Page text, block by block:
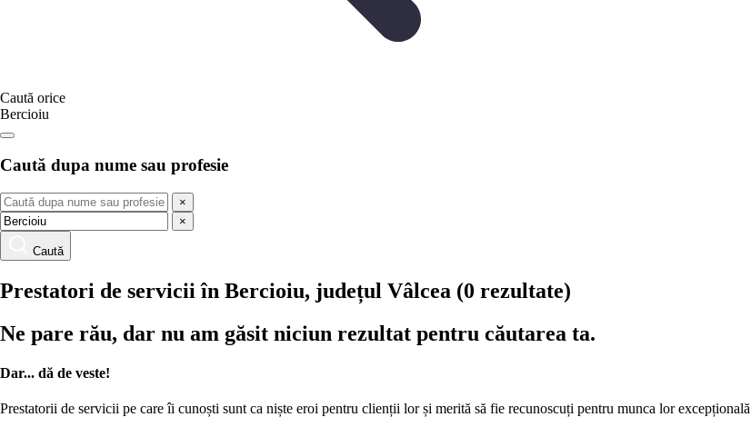
Caută orice
Bercioiu
Caută dupa nume sau profesie
×
×
Caută
Prestatori de servicii în Bercioiu, județul Vâlcea (0 rezultate)
Ne pare rău, dar nu am găsit niciun rezultat pentru căutarea ta.
Dar... dă de veste!
Prestatorii de servicii pe care îi cunoști sunt ca niște eroi pentru clienții lor și merită să fie recunoscuți pentru munca lor excepțională